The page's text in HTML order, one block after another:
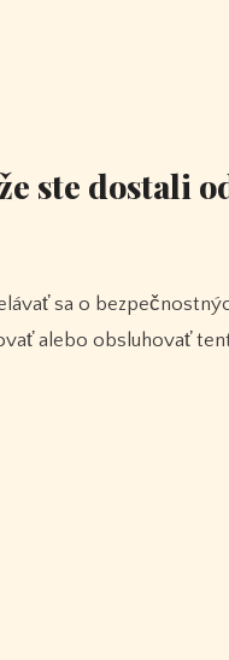
ste dostali
alebo obsluhovať